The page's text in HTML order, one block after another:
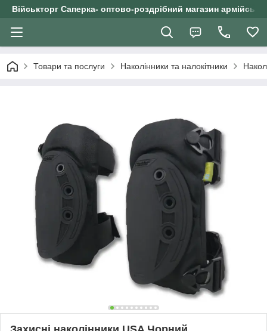
Військторг Саперка- оптово-роздрібний магазин
Товари та послуги Наколінники та налокітники